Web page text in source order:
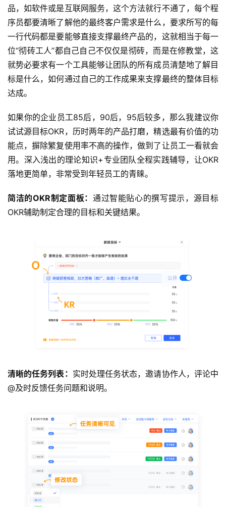
品，如软件或是互联网服务，这个方法就行不通了，每个程
序员都要清晰了解他的最终客户需求是什么，要求所写的每
一行代码都是要能够直接支撑最终产品的，这就相当于每一
位“彻砖工人”都自己自己不仅仅是彻砖，而是在修教堂，这
就势必要求有一个工具能够让团队的所有成员清楚地了解目
标是什么，如何通过自己的工作成果来支撑最终的整体目标
达成。
如果你的企业员工85后，90后，95后较多，那么我建议你
试试源目标OKR，历时两年的产品打磨，精选最有价值的功
能点，摒除繁复使用率不高的操作，做到了让员工一看就会
用。深入浅出的理论知识+专业团队全程实践辅导，让OKR
落地更简单，非常受到年轻员工的青睐。
简洁的OKR制定面板： 通过智能贴心的撰写提示，源目标
OKR辅助制定合理的目标和关键结果。
清晰的任务列表： 实时处理任务状态，邀请协作人，评论中
@及时反馈任务问题和说明。